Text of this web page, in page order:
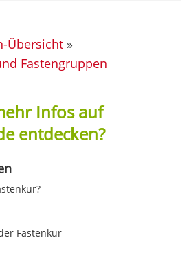
Übersicht »
Fastengruppen
Infos auf
entdecken?
Fastenkur